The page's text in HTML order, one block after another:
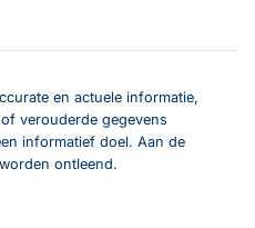
en actuele informatie,
verouderde gegevens
informatief doel. Aan de
ontleend.